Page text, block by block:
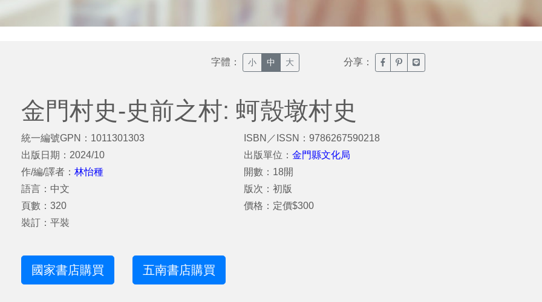
字體： 小 中 大 分享： 臉書分享(另開新視窗)
噗浪分享(另開新視窗)
Line分享(另開新視窗)
金門村史-史前之村: 蚵殼墩村史
統一編號GPN：1011301303
出版日期：2024/10
作/編/譯者： 林怡種
語言：中文
頁數：320
裝訂：平裝
ISBN／ISSN：9786267590218
出版單位：金門縣文化局
開數：18開
版次：初版
價格：定價$300
國家書店購買 五南書店購買